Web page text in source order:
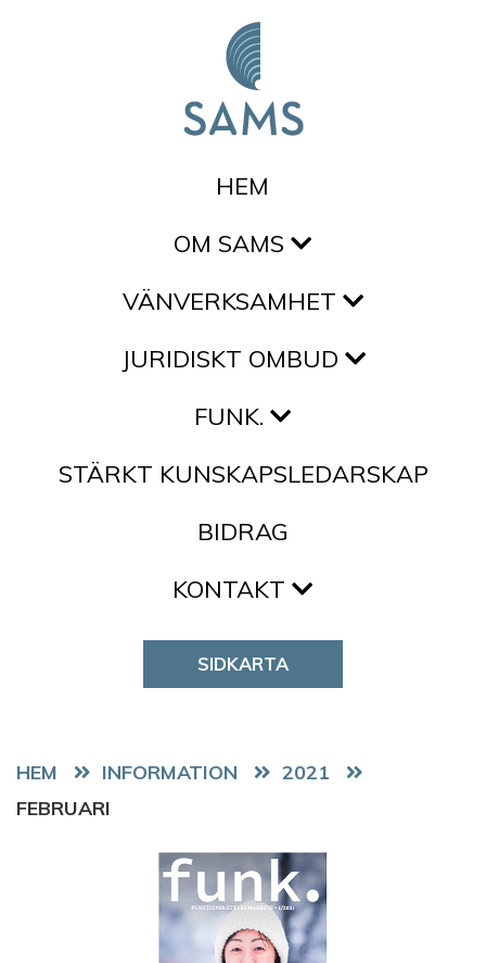
HEM
OM SAMS
VÄNVERKSAMHET
JURIDISKT OMBUD
FUNK.
STÄRKT KUNSKAPSLEDARSKAP
BIDRAG
KONTAKT
SIDKARTA
HEM
2021
FEBRUARI